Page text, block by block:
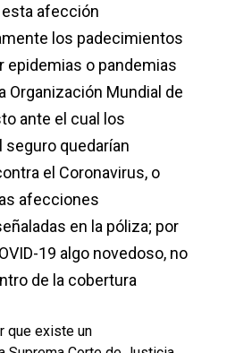
afección
los padecimientos
epidemias o pandemias
Organización Mundial de
ante el cual los
quedarían
el Coronavirus, o
afecciones
en la póliza; por
19 algo novedoso, no
de la cobertura
que existe un